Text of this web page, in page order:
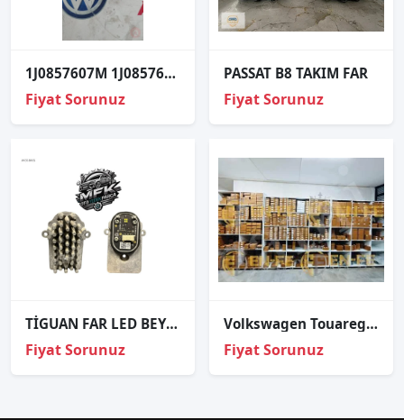
1J0857607M 1J0857607E golf 4 toledo ibiza tavan elciği
Fiyat Sorunuz
PASSAT B8 TAKIM FAR
Fiyat Sorunuz
TİGUAN FAR LED BEYNİ ORJİNAL 2017-2020
Fiyat Sorunuz
Volkswagen Touareg Xenon Far Beyni 3D0907391B
Fiyat Sorunuz